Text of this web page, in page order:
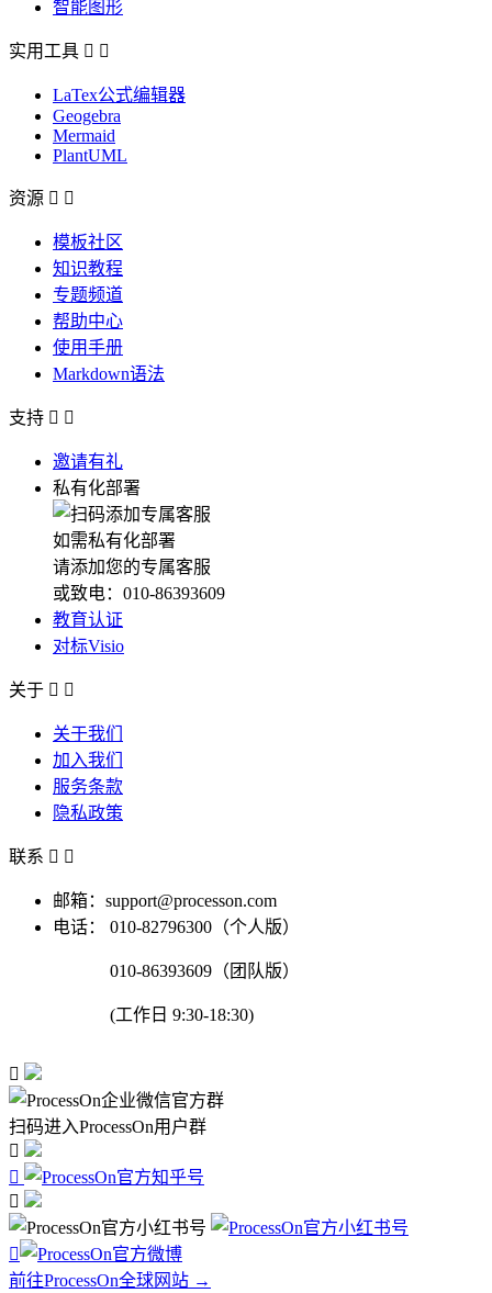
智能图形
实用工具  
LaTex公式编辑器
Geogebra
Mermaid
PlantUML
资源  
模板社区
知识教程
专题频道
帮助中心
使用手册
Markdown语法
支持  
邀请有礼
私有化部署
如需私有化部署
请添加您的专属客服
或致电：010-86393609
教育认证
对标Visio
关于  
关于我们
加入我们
服务条款
隐私政策
联系  
邮箱：support@processon.com
电话：
010-82796300（个人版）
010-86393609（团队版）
(工作日 9:30-18:30)

扫码进入ProcessOn用户群




前往ProcessOn全球网站 →